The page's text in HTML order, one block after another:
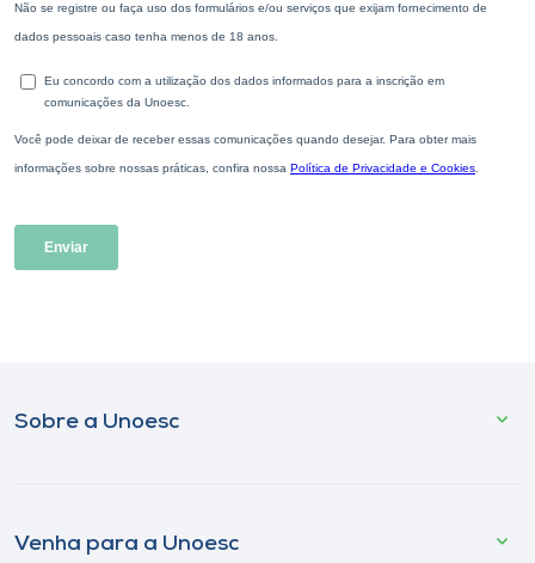
Sobre a Unoesc
Venha para a Unoesc